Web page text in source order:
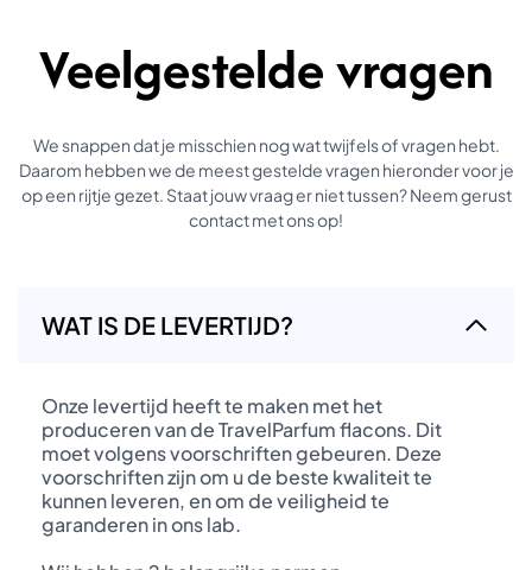
Veelgestelde vragen
We snappen dat je misschien nog wat twijfels of vragen hebt.
Daarom hebben we de meest gestelde vragen hieronder voor je
op een rijtje gezet. Staat jouw vraag er niet tussen? Neem gerust
contact met ons op!
WAT IS DE LEVERTIJD?
Onze levertijd heeft te maken met het
produceren van de TravelParfum flacons. Dit
moet volgens voorschriften gebeuren. Deze
voorschriften zijn om u de beste kwaliteit te
kunnen leveren, en om de veiligheid te
garanderen in ons lab.